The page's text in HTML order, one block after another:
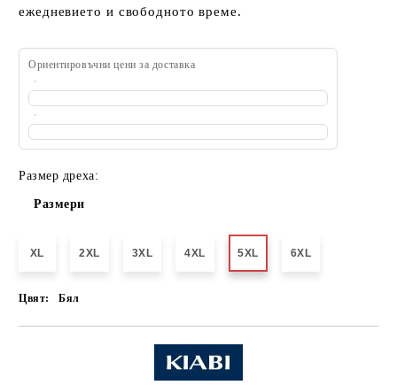
ежедневието и свободното време.
Ориентировъчни цени за доставка
Размер дреха:
Размери
XL 2XL 3XL 4XL 5XL 6XL
Цвят: Бял